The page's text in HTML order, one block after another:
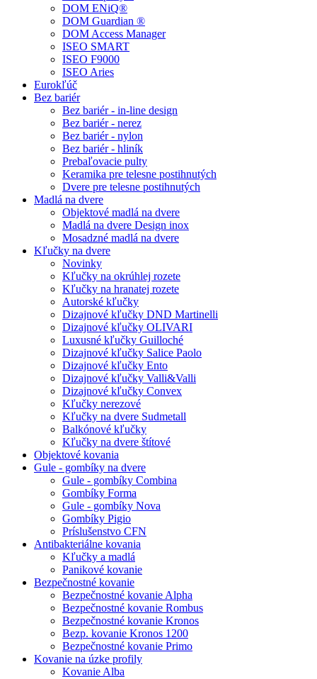
DOM ENiQ®
DOM Guardian ®
DOM Access Manager
ISEO SMART
ISEO F9000
ISEO Aries
Eurokľúč
Bez bariér
Bez bariér - in-line design
Bez bariér - nerez
Bez bariér - nylon
Bez bariér - hliník
Prebaľovacie pulty
Keramika pre telesne postihnutých
Dvere pre telesne postihnutých
Madlá na dvere
Objektové madlá na dvere
Madlá na dvere Design inox
Mosadzné madlá na dvere
Kľučky na dvere
Novinky
Kľučky na okrúhlej rozete
Kľučky na hranatej rozete
Autorské kľučky
Dizajnové kľučky DND Martinelli
Dizajnové kľučky OLIVARI
Luxusné kľučky Guilloché
Dizajnové kľučky Salice Paolo
Dizajnové kľučky Ento
Dizajnové kľučky Valli&Valli
Dizajnové kľučky Convex
Kľučky nerezové
Kľučky na dvere Sudmetall
Balkónové kľučky
Kľučky na dvere štítové
Objektové kovania
Gule - gombíky na dvere
Gule - gombíky Combina
Gombíky Forma
Gule - gombíky Nova
Gombíky Pigio
Príslušenstvo CFN
Antibakteriálne kovania
Kľučky a madlá
Panikové kovanie
Bezpečnostné kovanie
Bezpečnostné kovanie Alpha
Bezpečnostné kovanie Rombus
Bezpečnostné kovanie Kronos
Bezp. kovanie Kronos 1200
Bezpečnostné kovanie Primo
Kovanie na úzke profily
Kovanie Alba